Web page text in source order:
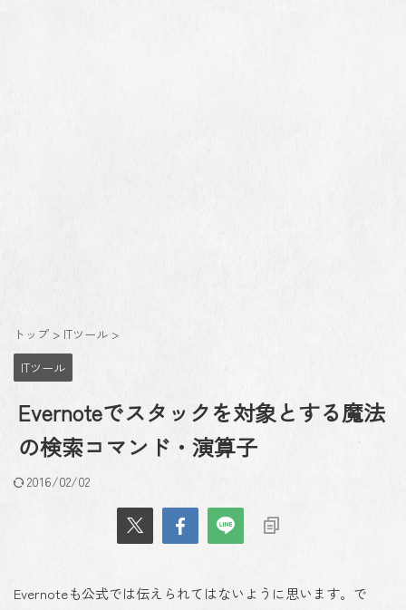
トップ > ITツール >
ITツール
Evernoteでスタックを対象とする魔法
の検索コマンド・演算子
2016/02/02
Evernoteも公式では伝えられてはないように思います。で